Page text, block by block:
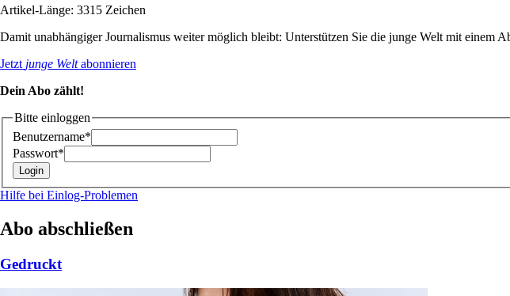
Artikel-Länge: 3315 Zeichen
Damit unabhängiger Journalismus weiter möglich bleibt: Unterstützen Sie die junge Welt mit einem
Jetzt junge Weltabonnieren
Dein Abo zählt!
Bitte einloggen
Benutzername*
Passwort*
Hilfe bei Einlog-Problemen
Abo abschließen
Gedruckt